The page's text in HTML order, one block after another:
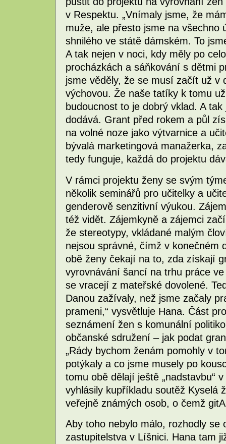
v Respektu. „Vnímaly jsme, že
muže, ale přesto jsme na všechno
shnilého ve státě dámském. To
A tak nejen v noci, kdy měly po
procházkách a sáňkování s dětmi
jsme věděly, že se musí začít už v
výchovou. Že naše tatíky k tomu
budoucnost to je dobrý vklad. A
dodává. Grant před rokem a půl
na volné noze jako výtvarnice a
bývalá marketingová manažerka,
tedy funguje, každá do projektu
V rámci projektu ženy se svým
několik seminářů pro učitelky a
genderově senzitivní výukou.
též vidět. Zájemkyně a zájemci
že stereotypy, vkládané malým
nejsou správné, čímž v konečném
obě ženy čekají na to, zda získají
vyrovnávání šancí na trhu práce
se vracejí z mateřské dovolené.
Danou zažívaly, než jsme začaly
prameni,“ vysvětluje Hana. Část
seznámení žen s komunální
občanské sdružení – jak podat
„Rády bychom ženám pomohly v
potýkaly a co jsme musely po
tomu obě dělají ještě „nadstavbu“
vyhlásily kupříkladu soutěž Kyselá
veřejně známých osob, o čemž
Aby toho nebylo málo, rozhodly se
zastupitelstva v Líšnici. Hana tam